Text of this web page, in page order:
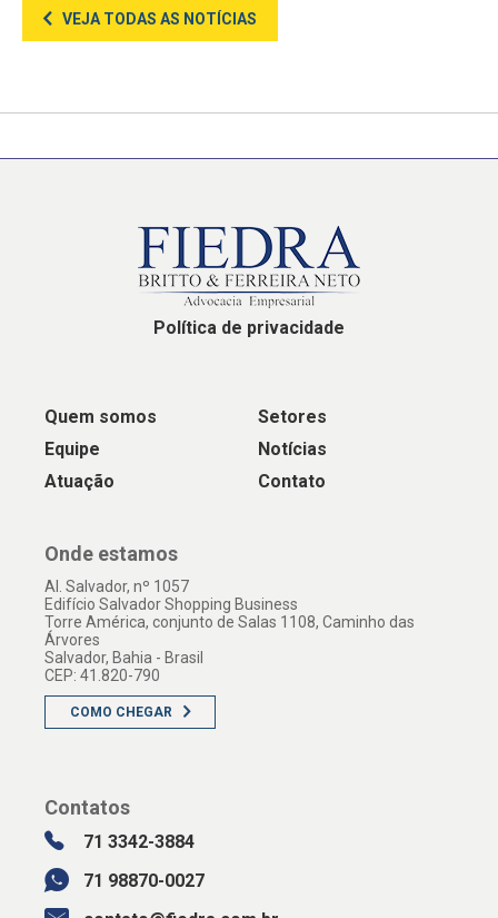
VEJA TODAS AS NOTÍCIAS
Política de privacidade
Quem somos
Equipe
Atuação
Setores
Notícias
Contato
Onde estamos
Al. Salvador, nº 1057
Edifício Salvador Shopping Business
Torre América, conjunto de Salas 1108, Caminho das
Árvores
Salvador, Bahia - Brasil
CEP: 41.820-790
COMO CHEGAR
Contatos
71 3342-3884
71 98870-0027